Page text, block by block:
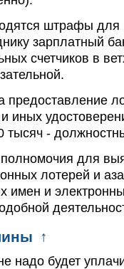
штрафы для
зарплатный
счетчиков в
предоставление
иных
тысяч -
для
лотерей и
имен и
↑
надо будет